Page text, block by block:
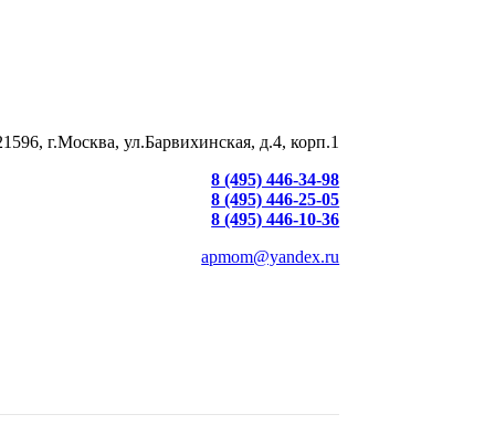
г.Москва, ул.Барвихинская, д.4, корп.1
8 (495) 446-34-98
8 (495) 446-25-05
8 (495) 446-10-36
apmom@yandex.ru